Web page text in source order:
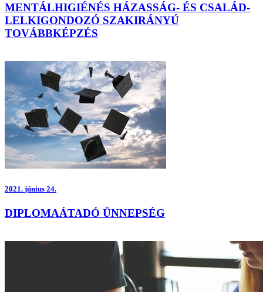
MENTÁLHIGIÉNÉS HÁZASSÁG- ÉS CSALÁD-
LELKIGONDOZÓ SZAKIRÁNYÚ
TOVÁBBKÉPZÉS
2021. június 24.
DIPLOMAÁTADÓ ÜNNEPSÉG